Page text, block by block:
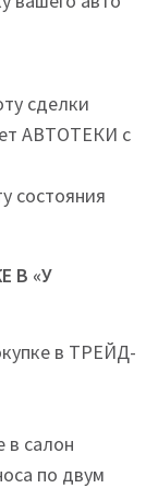
сделки
АВТОТЕКИ с
состояния
В «У
в ТРЕЙД-
в салон
по двум